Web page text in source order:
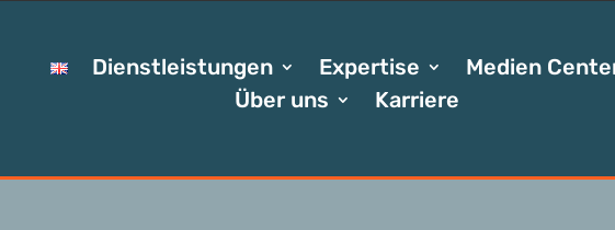
Dienstleistungen Expertise
Medien
Über uns
Karriere